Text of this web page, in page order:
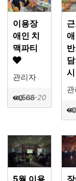
이용장
애인 치
맥파티
관리자
566
08-20
시
5월 이용